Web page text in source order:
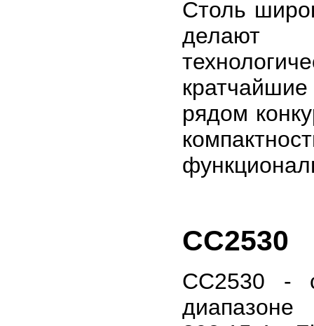
Столь
делают
рядом
CC2530
CC2530 -